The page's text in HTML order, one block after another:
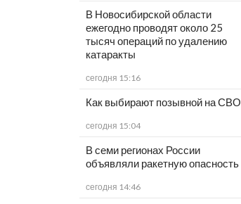
В Новосибирской области
ежегодно проводят около 25
тысяч операций по удалению
катаракты
сегодня 15:16
Как выбирают позывной на СВО
сегодня 15:04
В семи регионах России
объявляли ракетную опасность
сегодня 14:46